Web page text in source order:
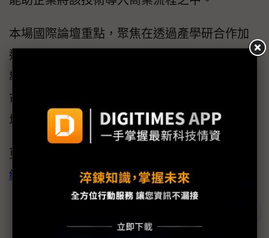
本場國際論壇重點，聚焦在透過產學研合作加
速量子科技的商業應用及技術落地，助台灣半
導體在量子時代來臨之際，依然能維持在國際
市場的競爭力。此場兼具技術與趨勢的活動，
堪稱是民眾掌握量子技術發展的最佳場合。
更多精彩活動資訊，可至活動網頁報名（
結